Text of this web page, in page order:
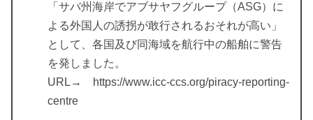
「サバ州海岸でアブサヤフグループ（ASG）に
よる外国人の誘拐が敢行されるおそれが高い」
として、各国及び同海域を航行中の船舶に警告
を発しました。
URL→ https://www.icc-ccs.org/piracy-reporting-
centre